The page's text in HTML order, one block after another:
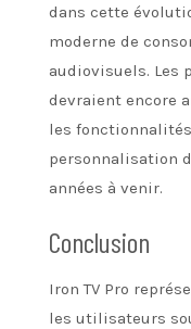
dans cette
moderne de
audiovisuels. Les
devraient encore
les
personnalisation
années à venir.
Conclusion
Iron TV Pro
les utilisateurs